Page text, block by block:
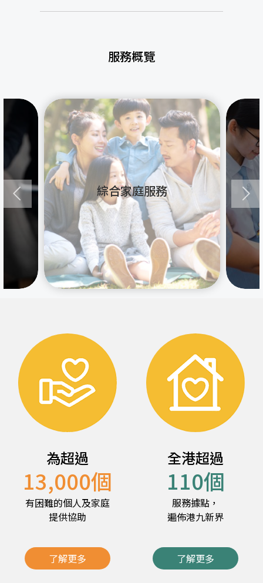
服務概覽
綜合家庭服務
為超過
13,000個
有困難的個人及家庭
提供協助
了解更多
全港超過
110個
服務據點，
遍佈港九新界
了解更多